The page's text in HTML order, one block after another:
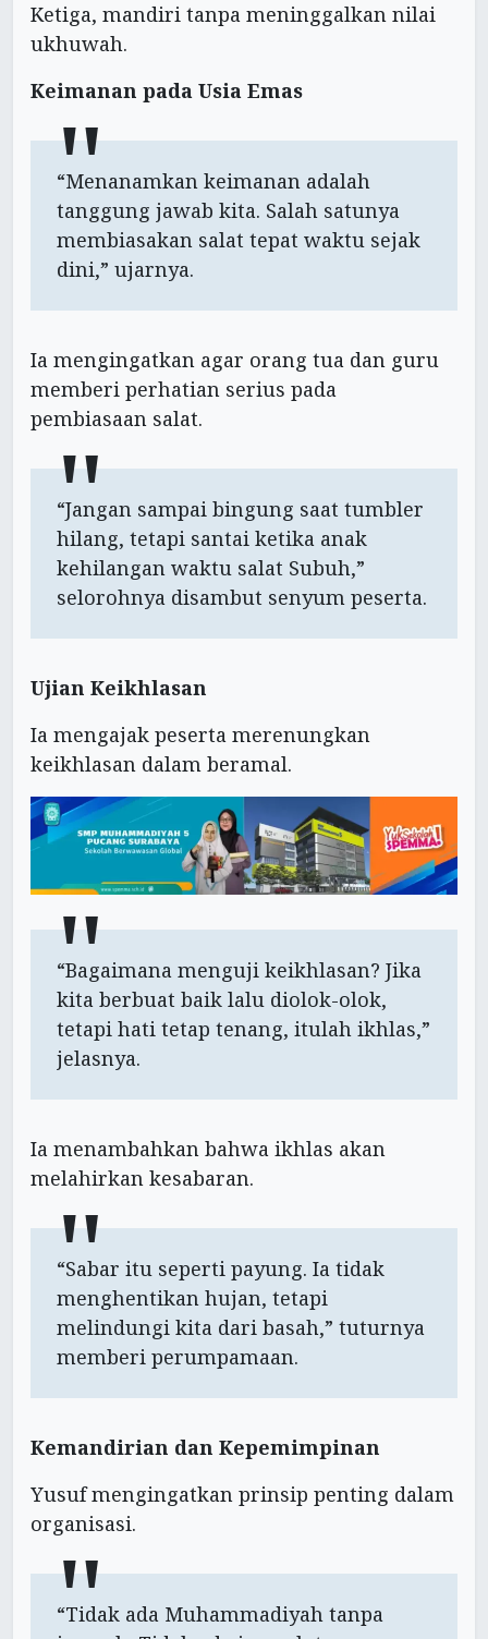
Ketiga, mandiri tanpa meninggalkan nilai
ukhuwah.
Keimanan pada Usia Emas
“Menanamkan keimanan adalah
tanggung jawab kita. Salah satunya
membiasakan salat tepat waktu sejak
dini,” ujarnya.
Ia mengingatkan agar orang tua dan guru
memberi perhatian serius pada
pembiasaan salat.
“Jangan sampai bingung saat tumbler
hilang, tetapi santai ketika anak
kehilangan waktu salat Subuh,”
selorohnya disambut senyum peserta.
Ujian Keikhlasan
Ia mengajak peserta merenungkan
keikhlasan dalam beramal.
“Bagaimana menguji keikhlasan? Jika
kita berbuat baik lalu diolok-olok,
tetapi hati tetap tenang, itulah ikhlas,”
jelasnya.
Ia menambahkan bahwa ikhlas akan
melahirkan kesabaran.
“Sabar itu seperti payung. Ia tidak
menghentikan hujan, tetapi
melindungi kita dari basah,” tuturnya
memberi perumpamaan.
Kemandirian dan Kepemimpinan
Yusuf mengingatkan prinsip penting dalam
organisasi.
“Tidak ada Muhammadiyah tanpa